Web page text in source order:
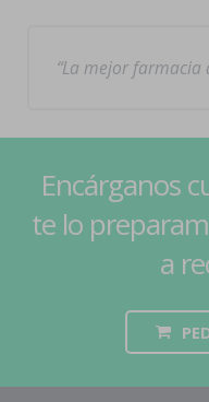
La mejor farmacia
Encárganos
te lo
a